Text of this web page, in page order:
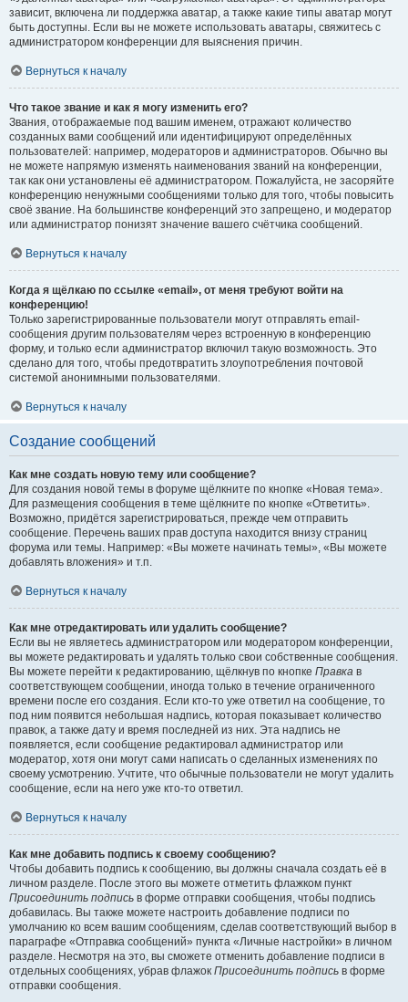
зависит, включена ли поддержка аватар, а также какие типы аватар могут
быть доступны. Если вы не можете использовать аватары, свяжитесь с
администратором конференции для выяснения причин.
Вернуться к началу
Что такое звание и как я могу изменить его?
Звания, отображаемые под вашим именем, отражают количество
созданных вами сообщений или идентифицируют определённых
пользователей: например, модераторов и администраторов. Обычно вы
не можете напрямую изменять наименования званий на конференции,
так как они установлены её администратором. Пожалуйста, не засоряйте
конференцию ненужными сообщениями только для того, чтобы повысить
своё звание. На большинстве конференций это запрещено, и модератор
или администратор понизят значение вашего счётчика сообщений.
Вернуться к началу
Когда я щёлкаю по ссылке «email», от меня требуют войти на
конференцию!
Только зарегистрированные пользователи могут отправлять email-
сообщения другим пользователям через встроенную в конференцию
форму, и только если администратор включил такую возможность. Это
сделано для того, чтобы предотвратить злоупотребления почтовой
системой анонимными пользователями.
Вернуться к началу
Создание сообщений
Как мне создать новую тему или сообщение?
Для создания новой темы в форуме щёлкните по кнопке «Новая тема».
Для размещения сообщения в теме щёлкните по кнопке «Ответить».
Возможно, придётся зарегистрироваться, прежде чем отправить
сообщение. Перечень ваших прав доступа находится внизу страниц
форума или темы. Например: «Вы можете начинать темы», «Вы можете
добавлять вложения» и т.п.
Вернуться к началу
Как мне отредактировать или удалить сообщение?
Если вы не являетесь администратором или модератором конференции,
вы можете редактировать и удалять только свои собственные сообщения.
Вы можете перейти к редактированию, щёлкнув по кнопке Правка в
соответствующем сообщении, иногда только в течение ограниченного
времени после его создания. Если кто-то уже ответил на сообщение, то
под ним появится небольшая надпись, которая показывает количество
правок, а также дату и время последней из них. Эта надпись не
появляется, если сообщение редактировал администратор или
модератор, хотя они могут сами написать о сделанных изменениях по
своему усмотрению. Учтите, что обычные пользователи не могут удалить
сообщение, если на него уже кто-то ответил.
Вернуться к началу
Как мне добавить подпись к своему сообщению?
Чтобы добавить подпись к сообщению, вы должны сначала создать её в
личном разделе. После этого вы можете отметить флажком пункт
Присоединить подпись в форме отправки сообщения, чтобы подпись
добавилась. Вы также можете настроить добавление подписи по
умолчанию ко всем вашим сообщениям, сделав соответствующий выбор в
параграфе «Отправка сообщений» пункта «Личные настройки» в личном
разделе. Несмотря на это, вы сможете отменить добавление подписи в
отдельных сообщениях, убрав флажок Присоединить подпись в форме
отправки сообщения.